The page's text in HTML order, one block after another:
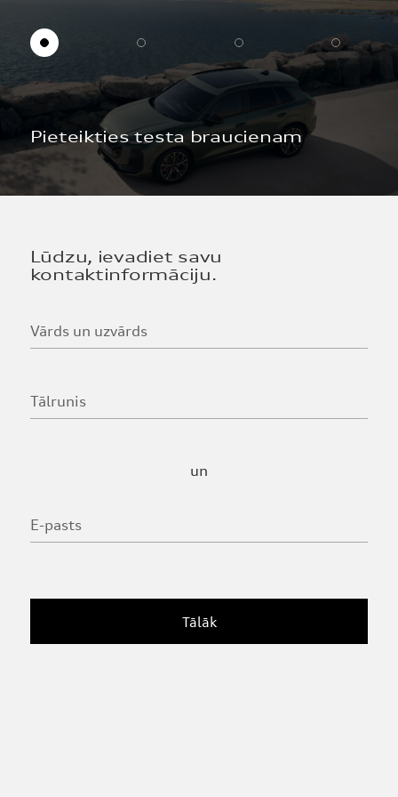
Pieteikties testa braucienam
Lūdzu, ievadiet savu
kontaktinformāciju.
Vārds un uzvārds
Tālrunis
un
E-pasts
Tālāk